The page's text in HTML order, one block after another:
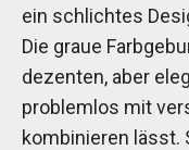
ein schlichtes
Die graue
dezenten, aber
problemlos mit
kombinieren lässt.